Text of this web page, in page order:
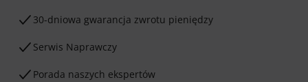
30-dniowa gwarancja zwrotu pieniędzy
Serwis Naprawczy
Porada naszych ekspertów